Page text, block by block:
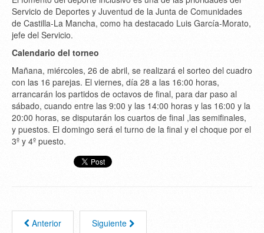
Servicio de Deportes y Juventud de la Junta de Comunidades
de Castilla-La Mancha, como ha destacado Luis García-Morato,
jefe del Servicio.
Calendario del torneo
Mañana, miércoles, 26 de abril, se realizará el sorteo del cuadro
con las 16 parejas. El viernes, día 28 a las 16:00 horas,
arrancarán los partidos de octavos de final, para dar paso al
sábado, cuando entre las 9:00 y las 14:00 horas y las 16:00 y la
20:00 horas, se disputarán los cuartos de final ,las semifinales,
y puestos. El domingo será el turno de la final y el choque por el
3º y 4º puesto.
Anterior Siguiente